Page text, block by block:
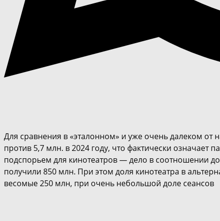
Для сравнения в «эталонном» и уже очень далеком от
против 5,7 млн. в 2024 году, что фактически означает
подспорьем для кинотеатров — дело в соотношении
получили 850 млн. При этом доля кинотеатра в
весомые 250 млн, при очень небольшой доле сеансов